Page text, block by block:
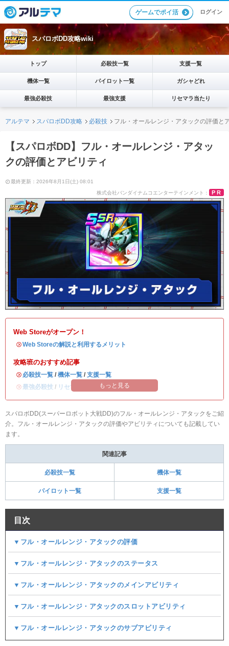
ゲームでポイ活 ログイン
スパロボDD攻略wiki
トップ 必殺技一覧 支援一覧
機体一覧 パイロット一覧 ガシャどれ
最強必殺技 最強支援 リセマラ当たり
アルテマ スパロボDD攻略 必殺技 フル・オールレンジ・アタックの評価と
【スパロボDD】フル・オールレンジ・アタッ
クの評価とアビリティ
最終更新：2026年8月1日(土) 08:01
PR
Web Storeがオープン！
・Web Storeの解説と利用するメリット
攻略班のおすすめ記事
・ 必殺技一覧 / 機体一覧 / 支援一覧
・最強必殺技 / リセマラ当たりランキング
もっと見る
スパロボDD(スーパーロボット大戦DD)のフル・オールレンジ・アタックをご紹
介。フル・オールレンジ・アタックの評価やアビリティについても記載してい
ます。
関連記事
必殺技一覧 機体一覧
パイロット一覧 支援一覧
目次
▼フル・オールレンジ・アタックの評価
▼フル・オールレンジ・アタックのステータス
▼フル・オールレンジ・アタックのメインアビリティ
▼フル・オールレンジ・アタックのスロットアビリティ
▼フル・オールレンジ・アタックのサブアビリティ